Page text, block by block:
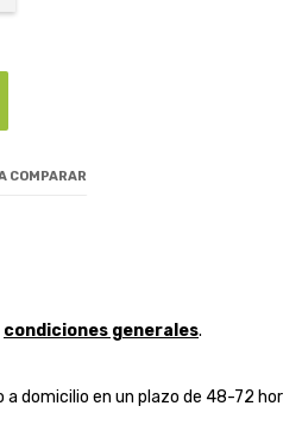
COMPARAR
condiciones generales.
domicilio en un plazo de 48-72